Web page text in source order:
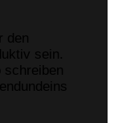
den
sein.
schreiben